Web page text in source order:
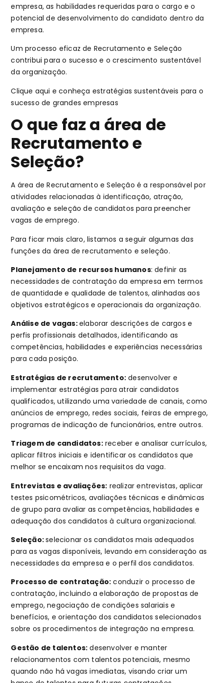
empresa, as habilidades requeridas para o cargo e o
potencial de desenvolvimento do candidato dentro da
empresa.
Um processo eficaz de Recrutamento e Seleção
contribui para o sucesso e o crescimento sustentável
da organização.
Clique aqui e conheça estratégias sustentáveis para o
sucesso de grandes empresas
O que faz a área de
Recrutamento e
Seleção?
A área de Recrutamento e Seleção é a responsável por
atividades relacionadas à identificação, atração,
avaliação e seleção de candidatos para preencher
vagas de emprego.
Para ficar mais claro, listamos a seguir algumas das
funções da área de recrutamento e seleção.
Planejamento de recursos humanos: definir as
necessidades de contratação da empresa em termos
de quantidade e qualidade de talentos, alinhadas aos
objetivos estratégicos e operacionais da organização.
Análise de vagas:elaborar descrições de cargos e
perfis profissionais detalhados, identificando as
competências, habilidades e experiências necessárias
para cada posição.
Estratégias de recrutamento: desenvolver e
implementar estratégias para atrair candidatos
qualificados, utilizando uma variedade de canais, como
anúncios de emprego, redes sociais, feiras de emprego,
programas de indicação de funcionários, entre outros.
Triagem de candidatos:receber e analisar currículos,
aplicar filtros iniciais e identificar os candidatos que
melhor se encaixam nos requisitos da vaga.
Entrevistas e avaliações: realizar entrevistas, aplicar
testes psicométricos, avaliações técnicas e dinâmicas
de grupo para avaliar as competências, habilidades e
adequação dos candidatos à cultura organizacional.
Seleção:selecionar os candidatos mais adequados
para as vagas disponíveis, levando em consideração as
necessidades da empresa e o perfil dos candidatos.
Processo de contratação: conduzir o processo de
contratação, incluindo a elaboração de propostas de
emprego, negociação de condições salariais e
benefícios, e orientação dos candidatos selecionados
sobre os procedimentos de integração na empresa.
Gestão de talentos: desenvolver e manter
relacionamentos com talentos potenciais, mesmo
quando não há vagas imediatas, visando criar um